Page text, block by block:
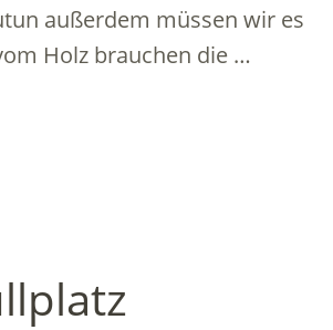
außerdem müssen wir es
Holz brauchen die …